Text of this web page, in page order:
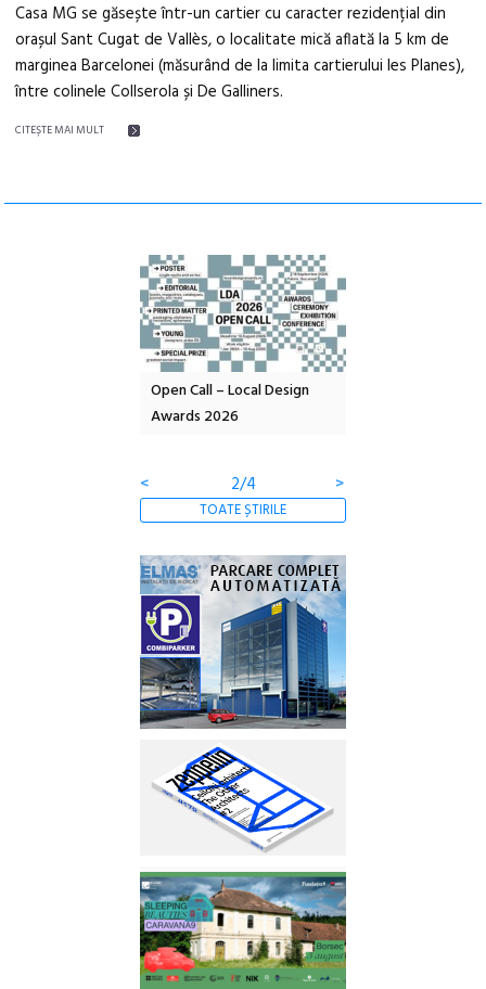
Casa MG se găsește într-un cartier cu caracter rezidențial din
orașul Sant Cugat de Vallès, o localitate mică aflată la 5 km de
marginea Barcelonei (măsurând de la limita cartierului les Planes),
între colinele Collserola și De Galliners.
CITEŞTE MAI MULT
Open Call – Local Design
Awards 2026
<
2/4 >
TOATE ȘTIRILE